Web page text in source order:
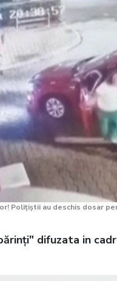
Polițiștii au deschis dosar
difuzata in